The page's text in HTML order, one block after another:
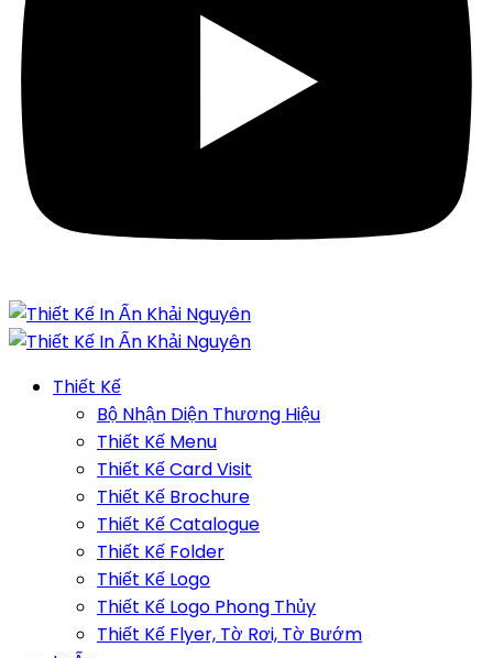
Thiết Kế
Bộ Nhận Diện Thương Hiệu
Thiết Kế Menu
Thiết Kế Card Visit
Thiết Kế Brochure
Thiết Kế Catalogue
Thiết Kế Folder
Thiết Kế Logo
Thiết Kế Logo Phong Thủy
Thiết Kế Flyer, Tờ Rơi, Tờ Bướm